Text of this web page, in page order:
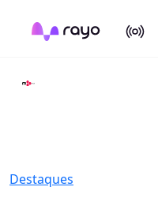
On Air
Destaques